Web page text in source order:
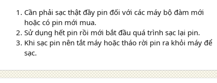
Cần phải sạc thật đầy pin đối với các máy bộ đàm mới
hoặc có pin mới mua.
Sử dụng hết pin rồi mới bắt đầu quá trình sạc lại pin.
Khi sạc pin nên tắt máy hoặc tháo rời pin ra khỏi máy để
sạc.